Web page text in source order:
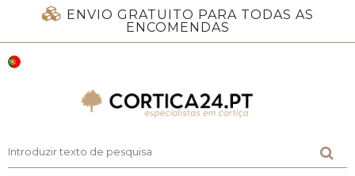
ENVIO GRATUITO PARA TODAS AS
ENCOMENDAS